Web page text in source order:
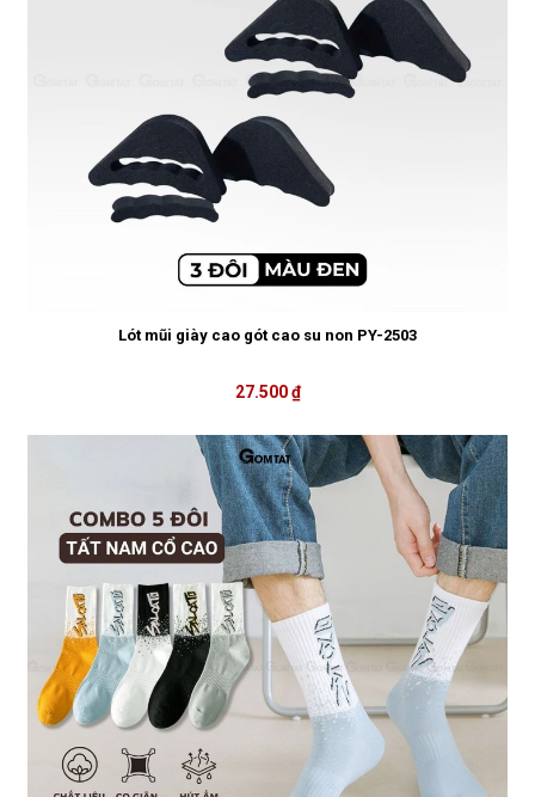
Lót mũi giày cao gót cao su non PY-2503
27.500 ₫